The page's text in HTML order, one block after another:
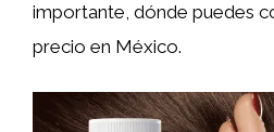
importante, dónde puedes
precio en México.